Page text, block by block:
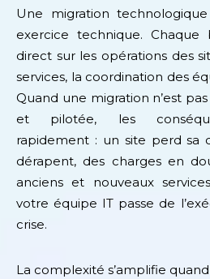
Une migration
exercice technique.
direct sur les opérations des
services, la coordination des
Quand une migration n’est
et pilotée, les
rapidement : un site perd sa
dérapent, des charges en
anciens et nouveaux
votre équipe IT passe de
crise.
La complexité s’amplifie